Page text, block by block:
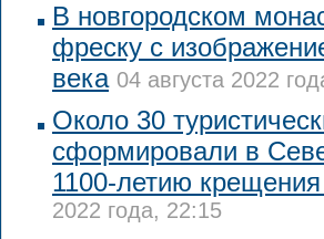
В новгородском
фреску с
века 04 августа 2022
Около 30
сформировали в
1100-летию
2022 года, 22:15